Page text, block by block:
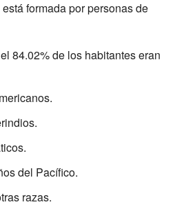
formada por personas de
84.02% de los habitantes eran
del Pacífico.
razas.